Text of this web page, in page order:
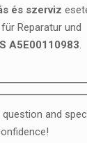
és szerviz
Reparatur und
A5E00110983.
and